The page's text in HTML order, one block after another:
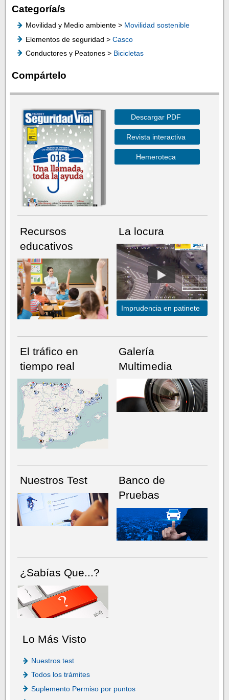
Categoría/s
Movilidad y Medio ambiente > Movilidad sostenible
Elementos de seguridad > Casco
Conductores y Peatones > Bicicletas
Compártelo
NÚMERO ACTUALHEMEROTECA
Descargar PDF
Revista interactiva
Hemeroteca
Recursos
educativos
La locura
Imprudencia en patinete
El tráfico en
tiempo real
Galería
Multimedia
Nuestros Test
Banco de
Pruebas
¿Sabías Que...?
Lo Más Visto
Nuestros test
Todos los trámites
Suplemento Permiso por puntos